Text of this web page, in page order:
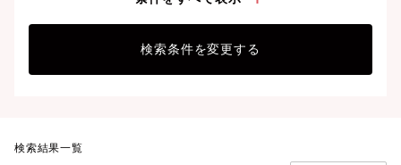
検索条件を変更する
検索結果一覧